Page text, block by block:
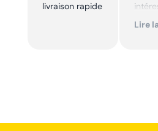
livraison rapide
Lire